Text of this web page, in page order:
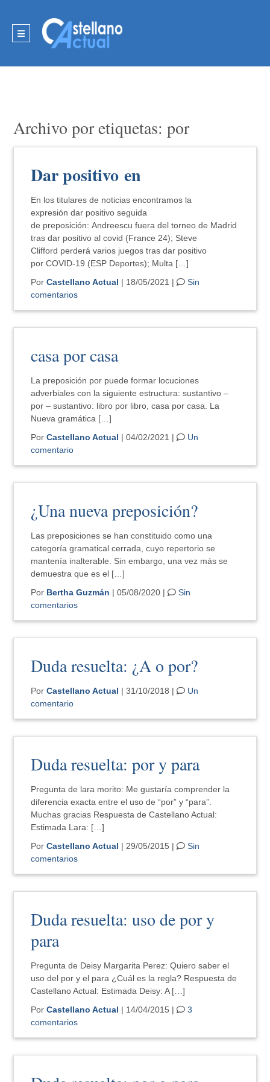
Archivo por etiquetas: por
Dar positivo en
En los titulares de noticias encontramos la
expresión dar positivo seguida
de preposición: Andreescu fuera del torneo de Madrid
tras dar positivo al covid (France 24); Steve
Clifford perderá varios juegos tras dar positivo
por COVID-19 (ESP Deportes); Multa […]
PorCastellano Actual | 18/05/2021 |
Sin
comentarios
casa por casa
La preposición por puede formar locuciones
adverbiales con la siguiente estructura: sustantivo –
por – sustantivo: libro por libro, casa por casa. La
Nueva gramática […]
PorCastellano Actual | 04/02/2021 |
Un
comentario
¿Una nueva preposición?
Las preposiciones se han constituido como una
categoría gramatical cerrada, cuyo repertorio se
mantenía inalterable. Sin embargo, una vez más se
demuestra que es el […]
Por Bertha Guzmán | 05/08/2020 |
Sin
comentarios
Duda resuelta: ¿A o por?
PorCastellano Actual | 31/10/2018 |
Un
comentario
Duda resuelta: por y para
Pregunta de lara morito: Me gustaría comprender la
diferencia exacta entre el uso de “por” y “para”.
Muchas gracias Respuesta de Castellano Actual:
Estimada Lara: […]
PorCastellano Actual | 29/05/2015 |
Sin
comentarios
Duda resuelta: uso de por y
para
Pregunta de Deisy Margarita Perez: Quiero saber el
uso del por y el para ¿Cuál es la regla? Respuesta de
Castellano Actual: Estimada Deisy: A […]
PorCastellano Actual | 14/04/2015 |
3
comentarios